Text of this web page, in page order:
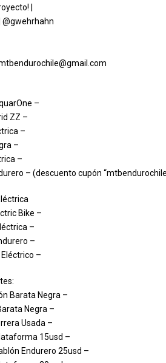
|
@gwehrhahn
–
ZZ –
–
–
–
– (descuento cupón
Bike –
–
–
–
Barata Negra –
Negra –
Usada –
15usd –
Endurero 25usd –